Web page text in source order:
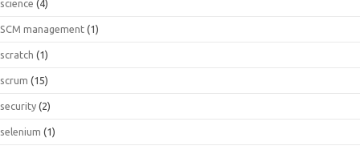
science (4)
SCM management (1)
scratch (1)
scrum (15)
security (2)
selenium (1)